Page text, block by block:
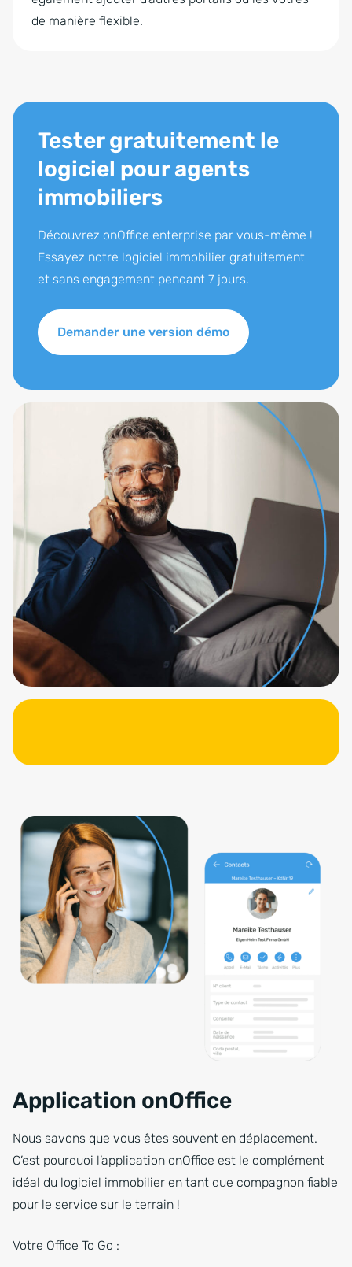
de manière flexible.
Tester gratuitement le
logiciel pour agents
immobiliers
Découvrez onOffice enterprise par vous-même !
Essayez notre logiciel immobilier gratuitement
et sans engagement pendant 7 jours.
Demander une version démo
Application onOffice
Nous savons que vous êtes souvent en déplacement.
C’est pourquoi l’application onOffice est le complément
idéal du logiciel immobilier en tant que compagnon fiable
pour le service sur le terrain !
Votre Office To Go :